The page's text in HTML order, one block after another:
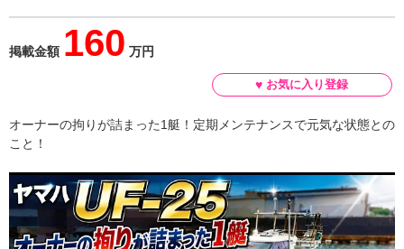
掲載金額 160 万円
オーナーの拘りが詰まった1艇！定期メンテナンスで元気な状態との
こと！